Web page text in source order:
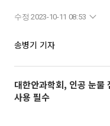
수정 2023-10-11 08:53
송병기 기자
대한안과학회, 인공 눈
사용 필수